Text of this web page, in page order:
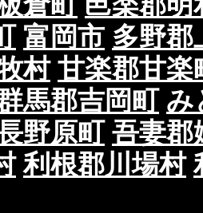
富岡市 多野郡
村 甘楽郡甘楽
馬郡吉岡町 み
野原町 吾妻郡
利根郡川場村